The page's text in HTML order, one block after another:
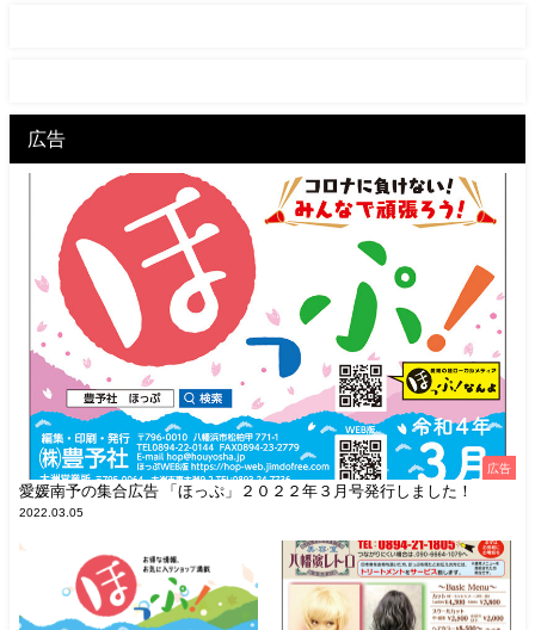
広告
広告
愛媛南予の集合広告 「ほっぷ」２０２２年３月号発行しました！
2022.03.05